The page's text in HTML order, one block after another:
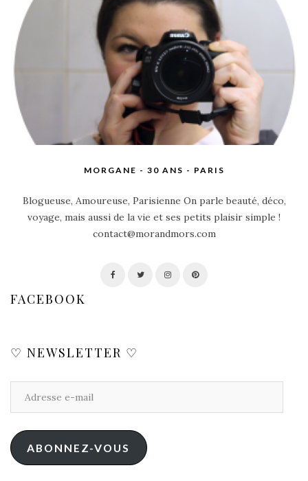
MORGANE - 30 ANS - PARIS
Blogueuse, Amoureuse, Parisienne On parle beauté, déco,
voyage, mais aussi de la vie et ses petits plaisir simple !
contact@morandmors.com
FACEBOOK
♡ NEWSLETTER ♡
ABONNEZ-VOUS